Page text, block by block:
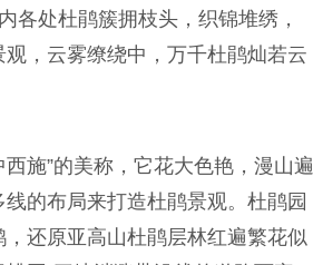
各处杜鹃簇拥枝头，织锦堆绣，
，云雾缭绕中，万千杜鹃灿若云
施”的美称，它花大色艳，漫山遍
的布局来打造杜鹃景观。杜鹃园
还原亚高山杜鹃层林红遍繁花似